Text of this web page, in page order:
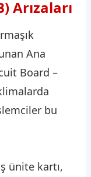
Arızaları
Ana
Board –
bu
ünite kartı,